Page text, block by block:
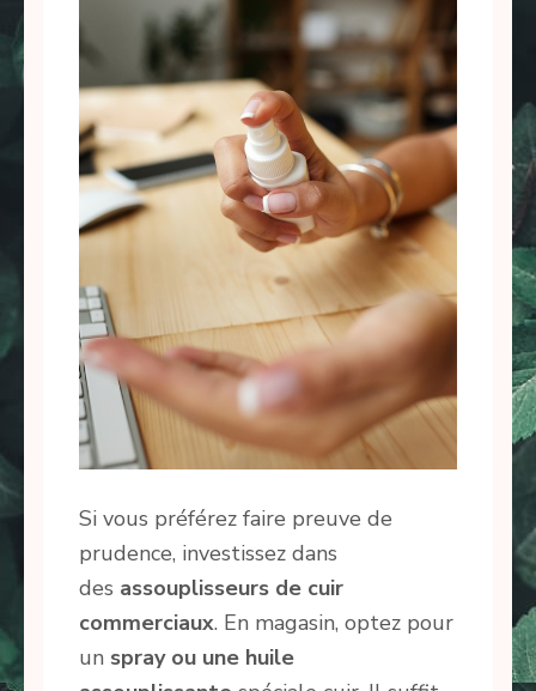
Si vous préférez faire preuve de
prudence, investissez dans
des assouplisseurs de cuir
commerciaux. En magasin, optez pour
un spray ou une huile